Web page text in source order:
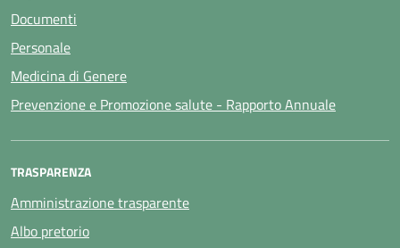
Documenti
Personale
Medicina di Genere
Prevenzione e Promozione salute - Rapporto Annuale
TRASPARENZA
Amministrazione trasparente
Albo pretorio